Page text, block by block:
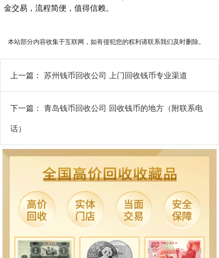
金交易，流程简便，值得信赖。
本站部分内容收集于互联网，如有侵犯您的权利请联系我们及时删除。
上一篇： 苏州钱币回收公司 上门回收钱币专业渠道
下一篇： 青岛钱币回收公司 回收钱币的地方（附联系电
话）